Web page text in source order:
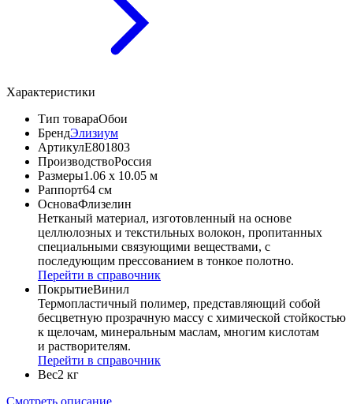
Характеристики
Тип товараОбои
БрендЭлизиум
АртикулЕ801803
ПроизводствоРоссия
Размеры1.06 x 10.05 м
Раппорт64 см
ОсноваФлизелин
Нетканый материал, изготовленный на основе
целлюлозных и текстильных волокон, пропитанных
специальными связующими веществами, с
последующим прессованием в тонкое полотно.
Перейти в справочник
ПокрытиеВинил
Термопластичный полимер, представляющий собой
бесцветную прозрачную массу с химической стойкостью
к щелочам, минеральным маслам, многим кислотам
и растворителям.
Перейти в справочник
Вес2 кг
Смотреть описание